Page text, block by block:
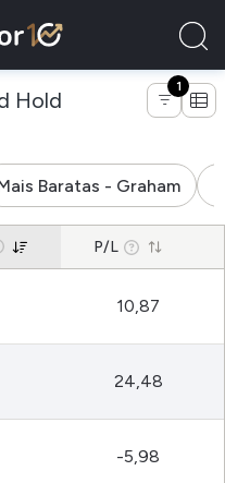
Hold de empresas
1
Baratas - Graham
P/L
10,87
24,48
-5,98